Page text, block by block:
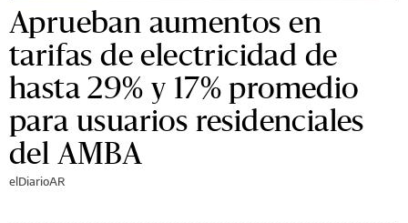
Aprueban aumentos en
tarifas de electricidad de
hasta 29% y 17% promedio
para usuarios residenciales
del AMBA
elDiarioAR